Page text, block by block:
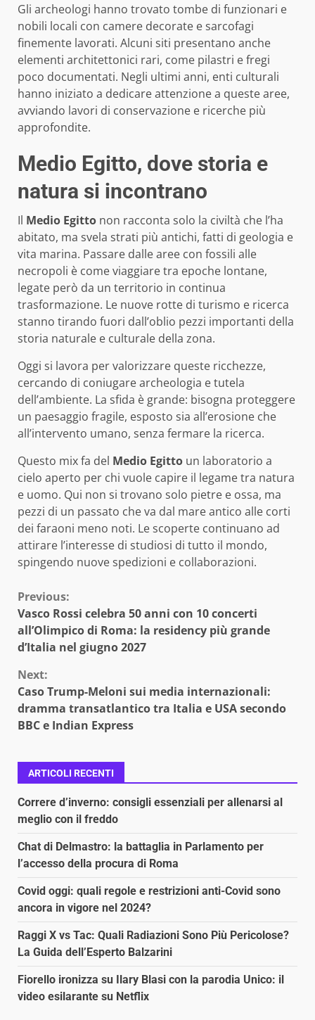
Gli archeologi hanno trovato tombe di funzionari e
nobili locali con camere decorate e sarcofagi
finemente lavorati. Alcuni siti presentano anche
elementi architettonici rari, come pilastri e fregi
poco documentati. Negli ultimi anni, enti culturali
hanno iniziato a dedicare attenzione a queste aree,
avviando lavori di conservazione e ricerche più
approfondite.
Medio Egitto, dove storia e
natura si incontrano
Il Medio Egitto non racconta solo la civiltà che l’ha
abitato, ma svela strati più antichi, fatti di geologia e
vita marina. Passare dalle aree con fossili alle
necropoli è come viaggiare tra epoche lontane,
legate però da un territorio in continua
trasformazione. Le nuove rotte di turismo e ricerca
stanno tirando fuori dall’oblio pezzi importanti della
storia naturale e culturale della zona.
Oggi si lavora per valorizzare queste ricchezze,
cercando di coniugare archeologia e tutela
dell’ambiente. La sfida è grande: bisogna proteggere
un paesaggio fragile, esposto sia all’erosione che
all’intervento umano, senza fermare la ricerca.
Questo mix fa del Medio Egitto un laboratorio a
cielo aperto per chi vuole capire il legame tra natura
e uomo. Qui non si trovano solo pietre e ossa, ma
pezzi di un passato che va dal mare antico alle corti
dei faraoni meno noti. Le scoperte continuano ad
attirare l’interesse di studiosi di tutto il mondo,
spingendo nuove spedizioni e collaborazioni.
Continue
Reading
Previous:
Vasco Rossi celebra 50 anni con 10 concerti
all’Olimpico di Roma: la residency più grande
d’Italia nel giugno 2027
Next:
Caso Trump-Meloni sui media internazionali:
dramma transatlantico tra Italia e USA secondo
BBC e Indian Express
ARTICOLI RECENTI
Correre d’inverno: consigli essenziali per allenarsi al
meglio con il freddo
Chat di Delmastro: la battaglia in Parlamento per
l’accesso della procura di Roma
Covid oggi: quali regole e restrizioni anti-Covid sono
ancora in vigore nel 2024?
Raggi X vs Tac: Quali Radiazioni Sono Più Pericolose?
La Guida dell’Esperto Balzarini
Fiorello ironizza su Ilary Blasi con la parodia Unico: il
video esilarante su Netflix